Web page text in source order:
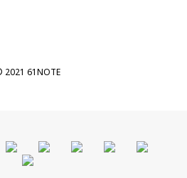
2021 61NOTE